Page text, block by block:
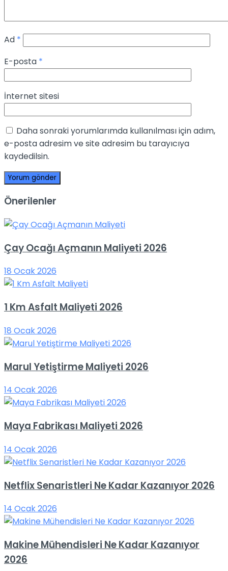
Ad *
E-posta *
İnternet sitesi
Daha sonraki yorumlarımda kullanılması için adım,
e-posta adresim ve site adresim bu tarayıcıya
kaydedilsin.
Önerilenler
Çay Ocağı Açmanın Maliyeti 2026
18 Ocak 2026
1 Km Asfalt Maliyeti 2026
18 Ocak 2026
Marul Yetiştirme Maliyeti 2026
14 Ocak 2026
Maya Fabrikası Maliyeti 2026
14 Ocak 2026
Netflix Senaristleri Ne Kadar Kazanıyor 2026
14 Ocak 2026
Makine Mühendisleri Ne Kadar Kazanıyor
2026